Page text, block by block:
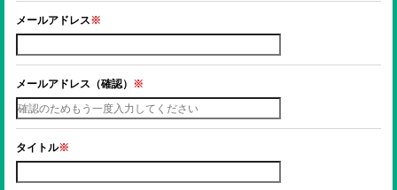
メールアドレス ※
メールアドレス（確認） ※
タイトル※